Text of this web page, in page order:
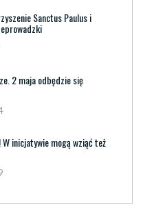
Sanctus Paulus i
2 maja odbędzie się
inicjatywie mogą wziąć też